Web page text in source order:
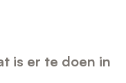
is er te doen in